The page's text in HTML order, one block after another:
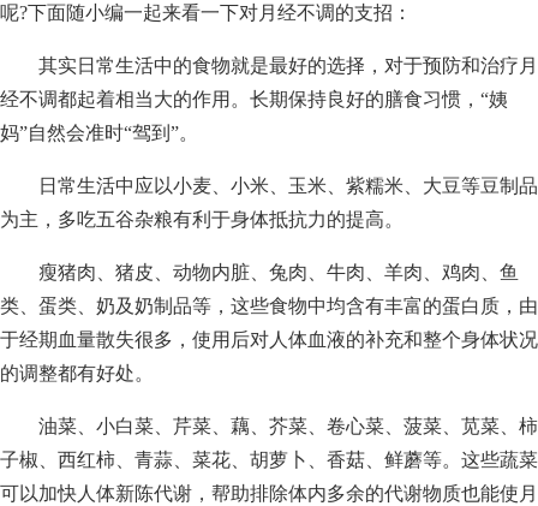
呢?下面随小编一起来看一下对月经不调的支招：
其实日常生活中的食物就是最好的选择，对于预防和治疗月
经不调都起着相当大的作用。长期保持良好的膳食习惯，“姨
妈”自然会准时“驾到”。
日常生活中应以小麦、小米、玉米、紫糯米、大豆等豆制品
为主，多吃五谷杂粮有利于身体抵抗力的提高。
瘦猪肉、猪皮、动物内脏、兔肉、牛肉、羊肉、鸡肉、鱼
类、蛋类、奶及奶制品等，这些食物中均含有丰富的蛋白质，由
于经期血量散失很多，使用后对人体血液的补充和整个身体状况
的调整都有好处。
油菜、小白菜、芹菜、藕、芥菜、卷心菜、菠菜、苋菜、柿
子椒、西红柿、青蒜、菜花、胡萝卜、香菇、鲜蘑等。这些蔬菜
可以加快人体新陈代谢，帮助排除体内多余的代谢物质也能使月